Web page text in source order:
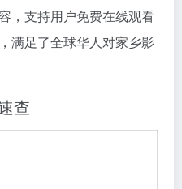
，支持用户免费在线观看
满足了全球华人对家乡影
查